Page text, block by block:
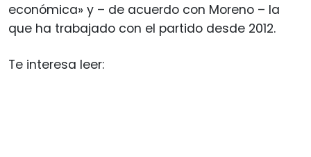
económica» y – de acuerdo con Moreno – la
que ha trabajado con el partido desde 2012.
Te interesa leer: